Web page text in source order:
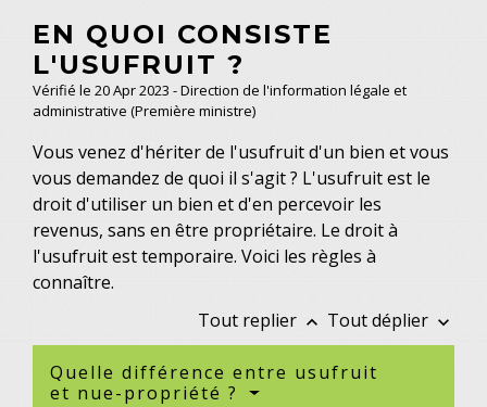
EN QUOI CONSISTE
L'USUFRUIT ?
Vérifié le 20 Apr 2023 - Direction de l'information légale et
administrative (Première ministre)
Vous venez d'hériter de l'usufruit d'un bien et vous
vous demandez de quoi il s'agit ? L'usufruit est le
droit d'utiliser un bien et d'en percevoir les
revenus, sans en être propriétaire. Le droit à
l'usufruit est temporaire. Voici les règles à
connaître.
Tout replier keyboard_arrow_up Tout déplier keyboard_arrow_down
Quelle différence entre usufruit
et nue-propriété ?